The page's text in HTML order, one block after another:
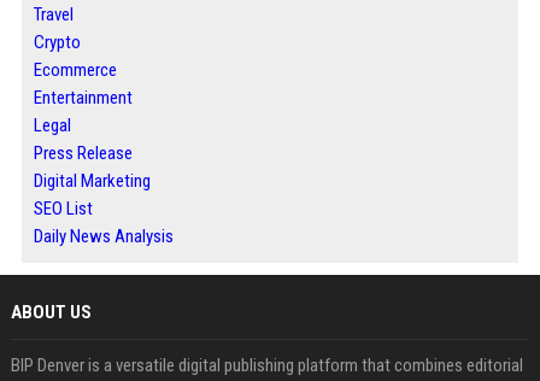
Travel
Crypto
Ecommerce
Entertainment
Legal
Press Release
Digital Marketing
SEO List
Daily News Analysis
ABOUT US
BIP Denver is a versatile digital publishing platform that combines editorial